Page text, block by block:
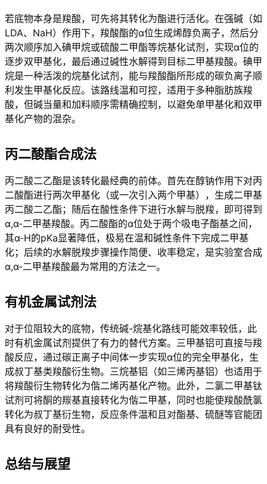
若底物本身是羧酸，可先将其转化为酯进行活化。在强碱（如
LDA、NaH）作用下，羧酸酯的α位生成烯醇负离子，然后分
两次顺序加入碘甲烷或硫酸二甲酯等烷基化试剂，实现α位的
逐步双甲基化，最后通过碱性水解得到目标二甲基羧酸。碘甲
烷是一种活泼的烷基化试剂，能与羧酸酯所形成的碳负离子顺
利发生甲基化反应。该路线温和可控，适用于多种脂肪族羧
酸，但碱当量和加料顺序需精确控制，以避免单甲基化和双甲
基化产物的混杂。
丙二酸酯合成法
丙二酸二乙酯是该转化最经典的前体。首先在醇钠作用下对丙
二酸酯进行两次甲基化（或一次引入两个甲基），生成二甲基
丙二酸二乙酯；随后在酸性条件下进行水解与脱羧，即可得到
α,α-二甲基羧酸。丙二酸酯的α位处于两个吸电子酯基之间，
其α-H的pKa显著降低，极易在温和碱性条件下完成二甲基
化；后续的水解脱羧步骤操作简便、收率稳定，是实验室合成
α,α-二甲基羧酸最为常用的方法之一。
有机金属试剂法
对于位阻较大的底物，传统碱-烷基化路线可能效率较低，此
时有机金属试剂提供了有力的替代方案。三甲基铝可直接与羧
酸反应，通过碳正离子中间体一步实现α位的完全甲基化，生
成叔丁基类羧酸衍生物。三烷基铝（如三烯丙基铝）也适用于
将羧酸衍生物转化为偕二烯丙基化产物。此外，二氯二甲基钛
试剂可将酮的羰基直接转化为偕二甲基，同时也能使羧酸酰氯
转化为叔丁基衍生物，反应条件温和且对酯基、硫醚等官能团
具有良好的耐受性。
总结与展望